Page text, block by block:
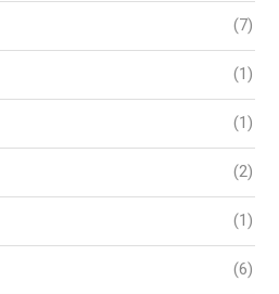
(7)
(1)
(1)
(2)
(1)
(6)